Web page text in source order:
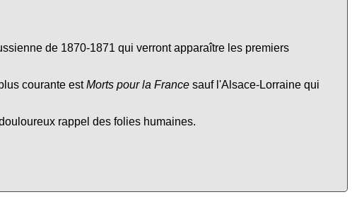
de 1870-1871 qui verront apparaître les premiers
courante estMorts pour la France sauf l'Alsace-Lorraine qui
rappel des folies humaines.